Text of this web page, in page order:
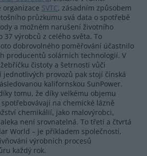
organizace SVTC, zásadním způsobem
průzkumu svá data o spotřebě
a možném narušení životního
výrobců z celého světa. To
dobrovolného poměřování účastnilo
producentů solárních technologií. V
čistoty a šetrnosti vůči
provozů pak stojí čínská
kalifornskou SunPower.
tomu, že díky velkému objemu
na chemické lázně
chemikálií, jako malovýrobci,
není srovnatelná. To třetí a čtvrtá
World – je příkladem společností,
výrobních procesů
každý rok.